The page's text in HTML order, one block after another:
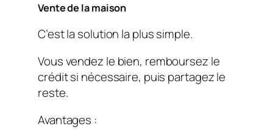
Vente de la maison
C’est la solution la plus simple.
Vous vendez le bien, remboursez le
crédit si nécessaire, puis partagez le
reste.
Avantages :